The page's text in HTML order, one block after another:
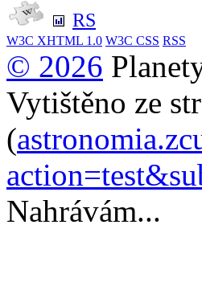
RS
W3C XHTML 1.0 W3C CSS RSS
© 2026
Vytištěno ze
(
Nahrávám...